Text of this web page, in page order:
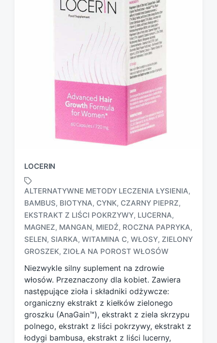
LOCERIN
a
g
g
d
w
i
t
h
ALTERNATYWNE METODY LECZENIA ŁYSIENIA,
BAMBUS, BIOTYNA, CYNK, CZARNY PIEPRZ,
EKSTRAKT Z LIŚCI POKRZYWY, LUCERNA,
MAGNEZ, MANGAN, MIEDŹ, ROCZNA PAPRYKA,
SELEN, SIARKA, WITAMINA C, WŁOSY, ZIELONY
GROSZEK, ZIOŁA NA POROST WŁOSÓW
Niezwykle silny suplement na zdrowie
włosów. Przeznaczony dla kobiet. Zawiera
następujące zioła i składniki odżywcze:
organiczny ekstrakt z kiełków zielonego
groszku (AnaGain™), ekstrakt z ziela skrzypu
polnego, ekstrakt z liści pokrzywy, ekstrakt z
łodygi bambusa, ekstrakt z liści lucerny,